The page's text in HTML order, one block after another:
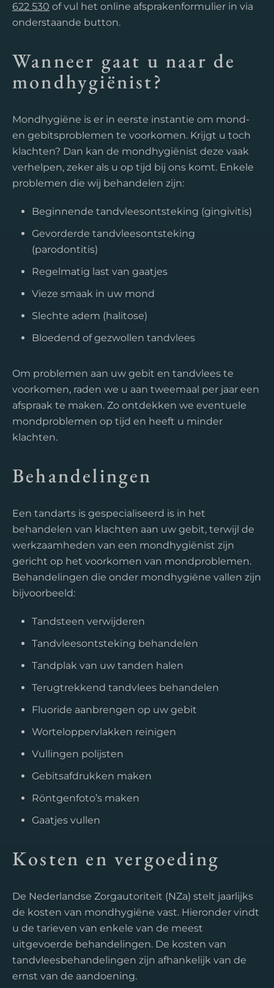
622 530 of vul het online afsprakenformulier in via
onderstaande button.
Wanneer gaat u naar de
mondhygiënist?
Mondhygiëne is er in eerste instantie om mond-
en gebitsproblemen te voorkomen. Krijgt u toch
klachten? Dan kan de mondhygiënist deze vaak
verhelpen, zeker als u op tijd bij ons komt. Enkele
problemen die wij behandelen zijn:
Beginnende tandvleesontsteking (gingivitis)
Gevorderde tandvleesontsteking
(parodontitis)
Regelmatig last van gaatjes
Vieze smaak in uw mond
Slechte adem (halitose)
Bloedend of gezwollen tandvlees
Om problemen aan uw gebit en tandvlees te
voorkomen, raden we u aan tweemaal per jaar een
afspraak te maken. Zo ontdekken we eventuele
mondproblemen op tijd en heeft u minder
klachten.
Behandelingen
Een tandarts is gespecialiseerd is in het
behandelen van klachten aan uw gebit, terwijl de
werkzaamheden van een mondhygiënist zijn
gericht op het voorkomen van mondproblemen.
Behandelingen die onder mondhygiëne vallen zijn
bijvoorbeeld:
Tandsteen verwijderen
Tandvleesontsteking behandelen
Tandplak van uw tanden halen
Terugtrekkend tandvlees behandelen
Fluoride aanbrengen op uw gebit
Worteloppervlakken reinigen
Vullingen polijsten
Gebitsafdrukken maken
Röntgenfoto’s maken
Gaatjes vullen
Kosten en vergoeding
De Nederlandse Zorgautoriteit (NZa) stelt jaarlijks
de kosten van mondhygiëne vast. Hieronder vindt
u de tarieven van enkele van de meest
uitgevoerde behandelingen. De kosten van
tandvleesbehandelingen zijn afhankelijk van de
ernst van de aandoening.